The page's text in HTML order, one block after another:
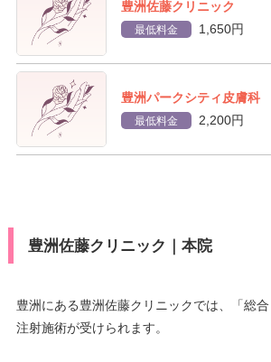
豊洲佐藤クリニック
最低料金 1,650円
豊洲パークシティ皮膚科
最低料金 2,200円
豊洲佐藤クリニック｜本院
豊洲にある豊洲佐藤クリニックでは、「総
注射施術が受けられます。